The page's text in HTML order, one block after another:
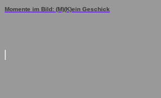
Momente im Bild: (M)(K)ein Geschick